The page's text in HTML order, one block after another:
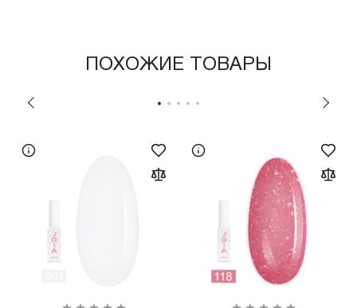
ПОХОЖИЕ ТОВАРЫ